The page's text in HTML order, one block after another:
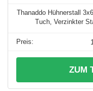
Thanaddo Hühnerstall
Tuch, Verzinkter
ZUM